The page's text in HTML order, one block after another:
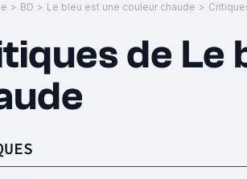
> BD > Le bleu est une couleur chaude >
de Le